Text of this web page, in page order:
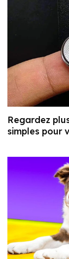
Regardez
simples pour